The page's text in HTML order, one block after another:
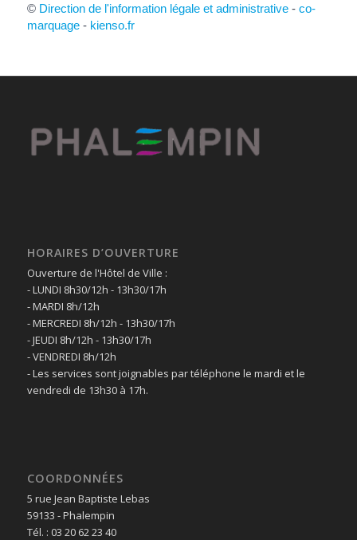
© Direction de l'information légale et administrative- co-
marquage- kienso.fr
HORAIRES D’OUVERTURE
Ouverture de l'Hôtel de Ville :
- LUNDI 8h30/12h - 13h30/17h
- MARDI 8h/12h
- MERCREDI 8h/12h - 13h30/17h
- JEUDI 8h/12h - 13h30/17h
- VENDREDI 8h/12h
- Les services sont joignables par téléphone le mardi et le
vendredi de 13h30 à 17h.
COORDONNÉES
5 rue Jean Baptiste Lebas
59133 - Phalempin
Tél. : 03 20 62 23 40